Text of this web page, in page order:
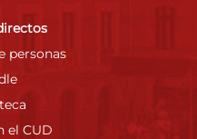
personas
el CUD